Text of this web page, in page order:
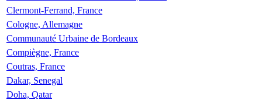
Clermont-Ferrand, France
Cologne, Allemagne
Communauté Urbaine de Bordeaux
Compiègne, France
Coutras, France
Dakar, Senegal
Doha, Qatar